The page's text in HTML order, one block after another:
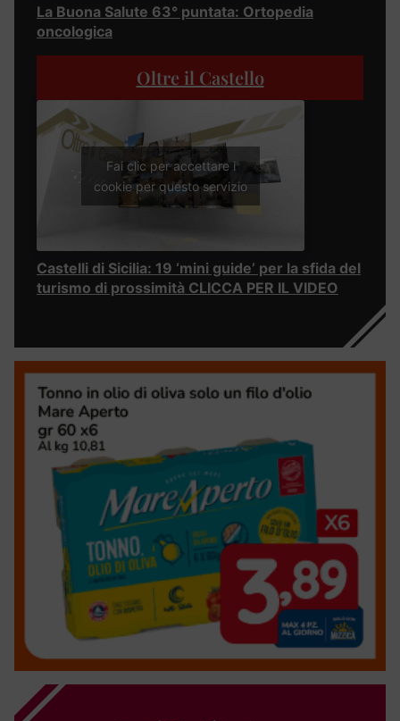
La Buona Salute 63° puntata: Ortopedia
oncologica
Oltre il Castello
Fai clic per accettare i
cookie per questo servizio
Castelli di Sicilia: 19 ‘mini guide’ per la sfida del
turismo di prossimità CLICCA PER IL VIDEO